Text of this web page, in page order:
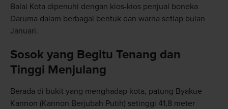
Balai Kota dipenuhi dengan kios-kios penjual boneka
Daruma dalam berbagai bentuk dan warna setiap bulan
Januari.
Sosok yang Begitu Tenang dan
Tinggi Menjulang
Berada di bukit yang menghadap kota, patung Byakue
Kannon (Kannon Berjubah Putih) setinggi 41,8 meter